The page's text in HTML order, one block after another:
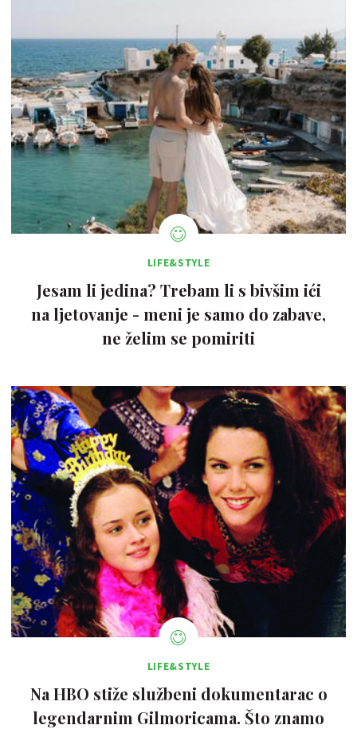
LIFE&STYLE
Jesam li jedina? Trebam li s bivšim ići
na ljetovanje - meni je samo do zabave,
ne želim se pomiriti
LIFE&STYLE
Na HBO stiže službeni dokumentarac o
legendarnim Gilmoricama. Što znamo